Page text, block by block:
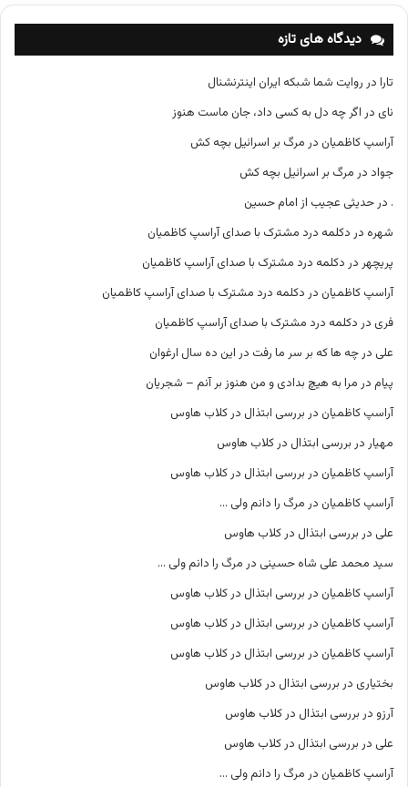
ه‌
ه
دیدگاه های تازه
تارا در روایت شما شبکه ایران اینترنشنال
نای در اگر چه دل به کسی داد، جان ماست هنوز
آراسپ کاظمیان در مرگ بر اسرائیل بچه کش
جواد در مرگ بر اسرائیل بچه کش
. در حدیثی عجیب از امام حسین
شهره در دکلمه درد مشترک با صدای آراسپ کاظمیان
پریچهر در دکلمه درد مشترک با صدای آراسپ کاظمیان
آراسپ کاظمیان در دکلمه درد مشترک با صدای آراسپ کاظمیان
فری در دکلمه درد مشترک با صدای آراسپ کاظمیان
علی در چه ها که بر سر ما رفت در این ده سال ارغوان
پیام در مرا به هیچ بدادی و من هنوز بر آنم – شجریان
آراسپ کاظمیان در بررسی ابتذال در کلاب هاوس
مهیار در بررسی ابتذال در کلاب هاوس
آراسپ کاظمیان در بررسی ابتذال در کلاب هاوس
آراسپ کاظمیان در مرگ را دانم ولی …
علی در بررسی ابتذال در کلاب هاوس
سید محمد علی شاه حسینی در مرگ را دانم ولی …
آراسپ کاظمیان در بررسی ابتذال در کلاب هاوس
آراسپ کاظمیان در بررسی ابتذال در کلاب هاوس
آراسپ کاظمیان در بررسی ابتذال در کلاب هاوس
بختیاری در بررسی ابتذال در کلاب هاوس
آرزو در بررسی ابتذال در کلاب هاوس
علی در بررسی ابتذال در کلاب هاوس
آراسپ کاظمیان در مرگ را دانم ولی …